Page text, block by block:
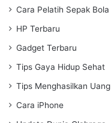
Cara Pelatih Sepak Bola
HP Terbaru
Gadget Terbaru
Tips Gaya Hidup Sehat
Tips Menghasilkan Uang
Cara iPhone